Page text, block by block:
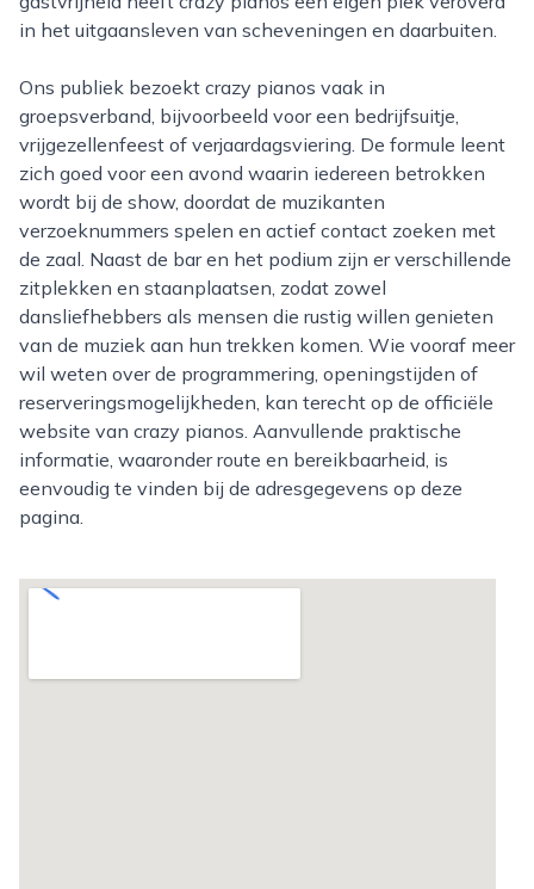
in het uitgaansleven van scheveningen en daarbuiten.
Ons publiek bezoekt crazy pianos vaak in
groepsverband, bijvoorbeeld voor een bedrijfsuitje,
vrijgezellenfeest of verjaardagsviering. De formule leent
zich goed voor een avond waarin iedereen betrokken
wordt bij de show, doordat de muzikanten
verzoeknummers spelen en actief contact zoeken met
de zaal. Naast de bar en het podium zijn er verschillende
zitplekken en staanplaatsen, zodat zowel
dansliefhebbers als mensen die rustig willen genieten
van de muziek aan hun trekken komen. Wie vooraf meer
wil weten over de programmering, openingstijden of
reserveringsmogelijkheden, kan terecht op de officiële
website van crazy pianos. Aanvullende praktische
informatie, waaronder route en bereikbaarheid, is
eenvoudig te vinden bij de adresgegevens op deze
pagina.